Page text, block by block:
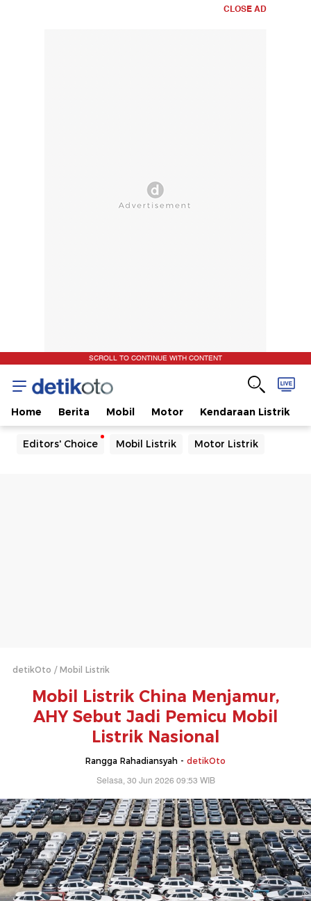
CLOSE AD
SCROLL TO CONTINUE WITH CONTENT
Home Berita Mobil Motor Kendaraan Listrik
Editors' Choice Mobil Listrik Motor Listrik
detikOto Mobil Listrik
Mobil Listrik China Menjamur,
AHY Sebut Jadi Pemicu Mobil
Listrik Nasional
Rangga Rahadiansyah - detikOto
Selasa, 30 Jun 2026 09:53 WIB